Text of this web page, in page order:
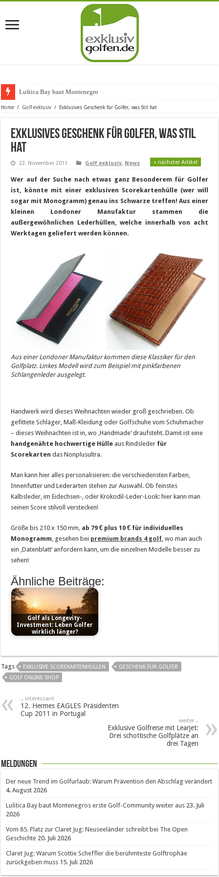
Luštica Bay baut Montenegros erst
Home / Golf exklusiv / Exklusives Geschenk für Golfer, was Stil hat
Exklusives Geschenk für Golfer, was Stil
hat
22. November 2011 Golf exklusiv, News » nächster Artikel
Wer auf der Suche nach etwas ganz Besonderem für Golfer
ist, könnte mit einer exklusiven Scorekartenhülle (wer will
sogar mit Monogramm) genau ins Schwarze treffen! Aus einer
kleinen Londoner Manufaktur stammen die
außergewöhnlichen Lederhüllen, welche innerhalb von acht
Werktagen geliefert werden können.
Aus einer Londoner Manufaktur kommen diese Klassiker für den
Golfplatz. Linkes Modell wird zum Beispiel mit pinkfarbenen
Schlangenleder ausgelegt.
Handwerk wird dieses Weihnachten wieder groß geschrieben. Ob
gefittete Schläger, Maß-Kleidung oder Golfschuhe vom Schuhmacher
– dieses Weihnachten ist in, wo ‚Handmade‘ draufsteht. Damit ist eine
handgenähte hochwertige Hülle aus Rindsleder für
Scorekarten das Nonplusultra.
Man kann hier alles personalisieren: die verschiedensten Farben,
Innenfutter und Lederarten stehen zur Auswahl. Ob feinstes
Kalbsleder, im Eidechsen-, oder Krokodil-Leder-Look: hier kann man
seinen Score stilvoll verstecken!
Größe bis 210 x 150 mm, ab 79 € plus 10 € für individuelles
Monogramm, gesehen bei premium brands 4 golf, wo man auch
ein ‚Datenblatt‘ anfordern kann, um die einzelnen Modelle besser zu
sehen!
Ähnliche Beiträge:
Golf als Longevity-
Investment: Leben Golfer
wirklich länger?
Tags EXKLUSIVE SCOREKARTENHÜLLEN
GESCHENK FÜR GOLFER
GOLF ONLINE SHOP
.. interessant
12. Hermes EAGLES Präsidenten
Cup 2011 in Portugal
weiter ..
Exklusive Golfreise mit Learjet:
Drei schottische Golfplätze an
drei Tagen
Meldungen
Der neue Trend im Golfurlaub: Warum Prävention den Abschlag verändert
4. August 2026
Luštica Bay baut Montenegros erste Golf-Community weiter aus 23. Juli
2026
Vom 85. Platz zur Claret Jug: Neuseeländer schreibt bei The Open
Geschichte 20. Juli 2026
Claret Jug: Warum Scottie Scheffler die berühmteste Golftrophäe
zurückgeben muss 15. Juli 2026